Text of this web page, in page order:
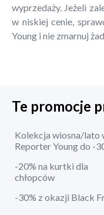
wyprzedaży. Jeżeli
w niskiej cenie,
Young i nie zmarnuj
Te promocje
Kolekcja wiosna/lato
Reporter Young do -
-20% na kurtki dla
chłopców
-30% z okazji Black